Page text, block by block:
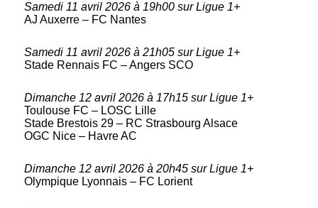
Samedi 11 avril 2026 à 19h00 sur Ligue 1+
AJ Auxerre – FC Nantes
Samedi 11 avril 2026 à 21h05 sur Ligue 1+
Stade Rennais FC – Angers SCO
Dimanche 12 avril 2026 à 17h15 sur Ligue 1+
Toulouse FC – LOSC Lille
Stade Brestois 29 – RC Strasbourg Alsace
OGC Nice – Havre AC
Dimanche 12 avril 2026 à 20h45 sur Ligue 1+
Olympique Lyonnais – FC Lorient